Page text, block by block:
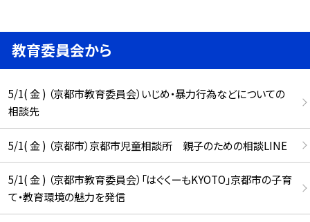
教育委員会から
5/1( 金 ) （京都市教育委員会）いじめ・暴力行為などについての
相談先
5/1( 金 ) （京都市）京都市児童相談所 親子のための相談LINE
5/1( 金 ) （京都市教育委員会）「はぐくーもKYOTO」京都市の子育
て・教育環境の魅力を発信